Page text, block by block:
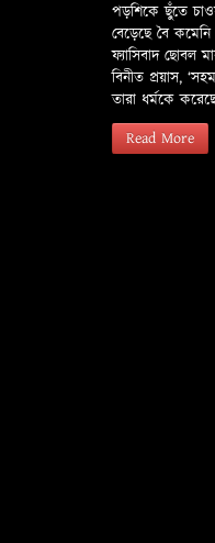
পড়শিকে ছুঁতে
বেড়েছে বৈ
ফ্যাসিবাদ ছোবল
বিনীত প্রয়াস,
তারা ধর্মকে
Read More